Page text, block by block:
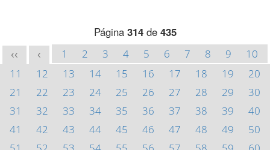
Página 314de 435
<< < 1 2 3 4 5 6 7 8 9
10
11
12 13 14 15 16 17 18 19
20
21
22 23 24 25 26 27 28 29
30
31
32 33 34 35 36 37 38 39
40
41
42 43 44 45 46 47 48 49
50